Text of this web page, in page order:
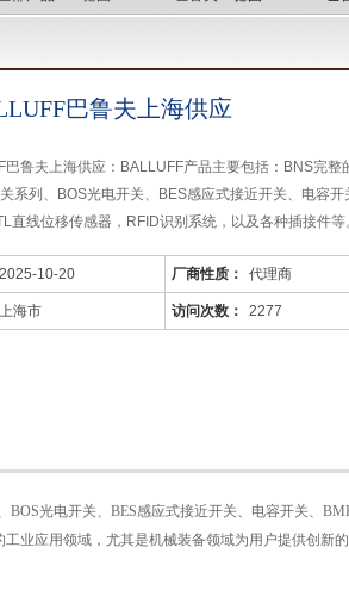
巴鲁夫上海供应
巴鲁夫上海供应：BALLUFF产品主要包括：BNS完整
系列、BOS光电开关、BES感应式接近开关、电容开
直线位移传感器，RFID识别系统，以及各种插接件等
2025-10-20 厂商性质： 代理商
上海市 访问次数： 2277
光电开关、BES感应式接近开关、电容开关、
业应用领域，尤其是机械装备领域为用户提供创新